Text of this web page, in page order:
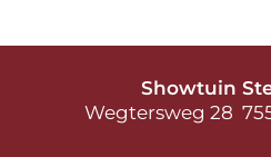
Showtuin
Wegtersweg 28